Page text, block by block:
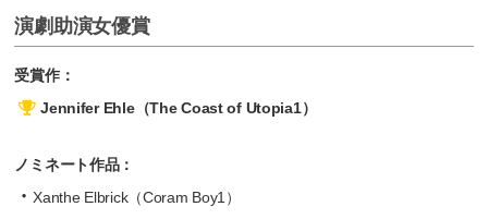
演劇助演女優賞
受賞作：
Jennifer Ehle（The Coast of Utopia1）
ノミネート作品：
Xanthe Elbrick（Coram Boy1）